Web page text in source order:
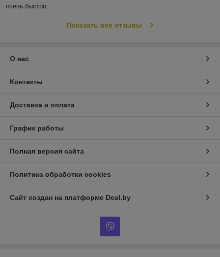
очень быстро.
Показать все отзывы
О нас
Контакты
Доставка и оплата
График работы
Полная версия сайта
Политика обработки cookies
Сайт создан на платформе Deal.by